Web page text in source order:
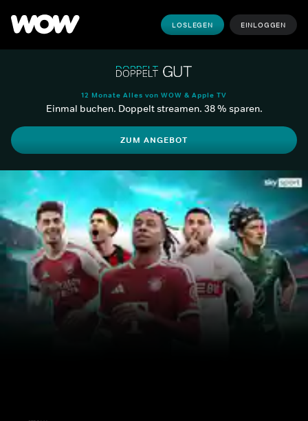
LOSLEGEN EINLOGGEN
12 Monate Alles von WOW & Apple TV
Einmal buchen. Doppelt streamen. 38 % sparen.
ZUM ANGEBOT